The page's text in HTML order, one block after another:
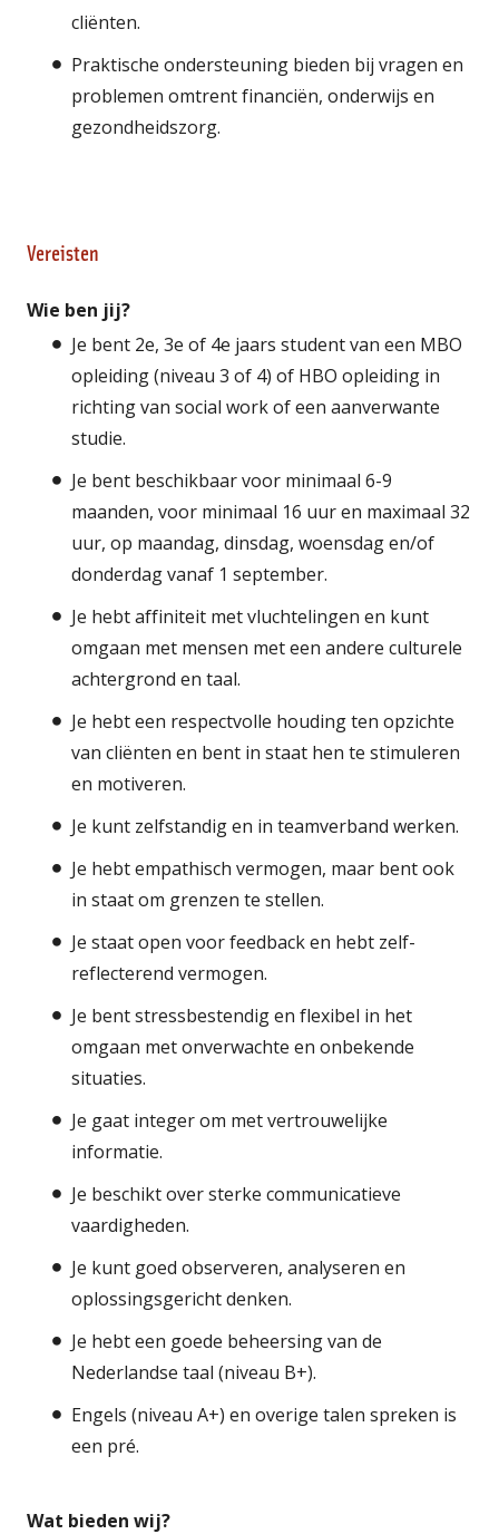
cliënten.
Praktische ondersteuning bieden bij vragen en
problemen omtrent financiën, onderwijs en
gezondheidszorg.
Vereisten
Wie ben jij?
Je bent 2e, 3e of 4e jaars student van een MBO
opleiding (niveau 3 of 4) of HBO opleiding in
richting van social work of een aanverwante
studie.
Je bent beschikbaar voor minimaal 6-9
maanden, voor minimaal 16 uur en maximaal 32
uur, op maandag, dinsdag, woensdag en/of
donderdag vanaf 1 september.
Je hebt affiniteit met vluchtelingen en kunt
omgaan met mensen met een andere culturele
achtergrond en taal.
Je hebt een respectvolle houding ten opzichte
van cliënten en bent in staat hen te stimuleren
en motiveren.
Je kunt zelfstandig en in teamverband werken.
Je hebt empathisch vermogen, maar bent ook
in staat om grenzen te stellen.
Je staat open voor feedback en hebt zelf-
reflecterend vermogen.
Je bent stressbestendig en flexibel in het
omgaan met onverwachte en onbekende
situaties.
Je gaat integer om met vertrouwelijke
informatie.
Je beschikt over sterke communicatieve
vaardigheden.
Je kunt goed observeren, analyseren en
oplossingsgericht denken.
Je hebt een goede beheersing van de
Nederlandse taal (niveau B+).
Engels (niveau A+) en overige talen spreken is
een pré.
Wat bieden wij?